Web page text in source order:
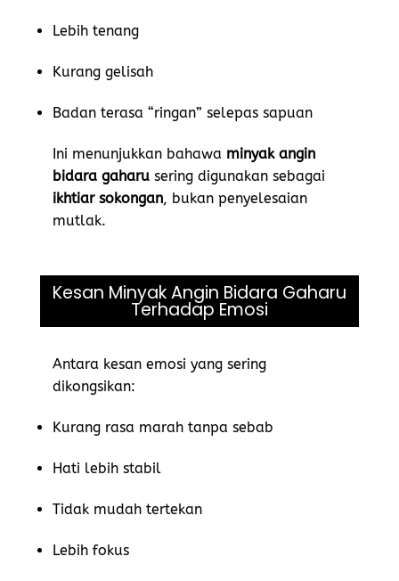
Lebih tenang
Kurang gelisah
Badan terasa “ringan” selepas sapuan
Ini menunjukkan bahawa minyak angin
bidara gaharu sering digunakan sebagai
ikhtiar sokongan, bukan penyelesaian
mutlak.
Kesan Minyak Angin Bidara Gaharu
Terhadap Emosi
Antara kesan emosi yang sering
dikongsikan:
Kurang rasa marah tanpa sebab
Hati lebih stabil
Tidak mudah tertekan
Lebih fokus